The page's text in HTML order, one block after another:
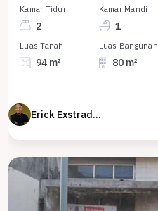
Kamar Tidur
2
Kamar Mandi
1
Luas Tanah
94 m²
Luas Bangunan
80 m²
Erick Exstrada Susanto